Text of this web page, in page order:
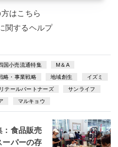
はこちら
関するヘルプ
国小売流通特集 M＆A
略・事業戦略 地域創生 イズミ
リテールパートナーズ サンライフ
マルキョウ
食品販売
パーの存